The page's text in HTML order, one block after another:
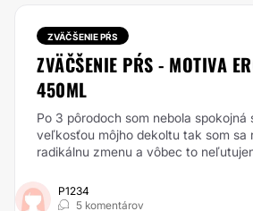
ZVÄČŠENIE PŔS
ZVÄČŠENIE PŔS - MOTIVA
450ML
Po 3 pôrodoch som nebola spokojná
veľkosťou môjho dekoltu tak som sa
radikálnu zmenu a vôbec to
P1234
5 komentárov